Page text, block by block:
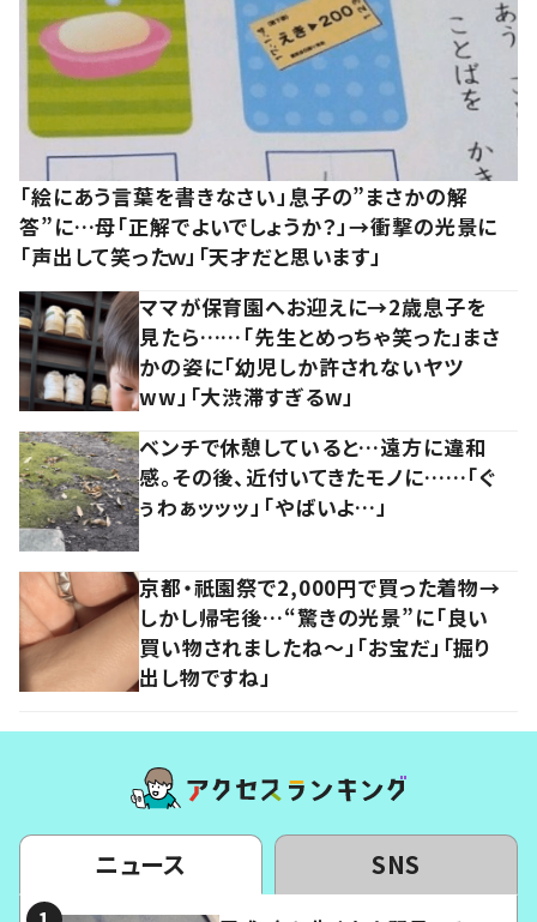
「絵にあう言葉を書きなさい」息子の”まさかの解
答”に…母「正解でよいでしょうか？」→衝撃の光景に
「声出して笑ったｗ」「天才だと思います」
ママが保育園へお迎えに→2歳息子を
見たら……「先生とめっちゃ笑った」まさ
かの姿に「幼児しか許されないヤツ
ww」「大渋滞すぎるw」
ベンチで休憩していると…遠方に違和
感。その後、近付いてきたモノに……「ぐ
ぅわぁッッッ」「やばいよ…」
京都・祇園祭で2,000円で買った着物→
しかし帰宅後…“驚きの光景”に「良い
買い物されましたね～」「お宝だ」「掘り
出し物ですね」
ニュース SNS